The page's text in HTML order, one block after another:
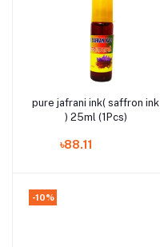
Add to cart
pure jafrani ink( saffron ink
) 25ml (1Pcs)
৳88.11
-10%